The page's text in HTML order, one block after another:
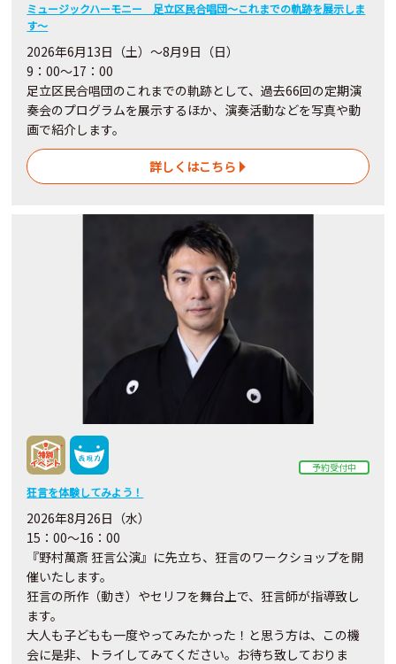
ミュージックハーモニー 足立区民合唱団～これまでの軌跡を展示しま
す～
2026年6月13日（土）～8月9日（日）
9：00～17：00
足立区民合唱団のこれまでの軌跡として、過去66回の定期演
奏会のプログラムを展示するほか、演奏活動などを写真や動
画で紹介します。
詳しくはこちら
予約受付中
狂言を体験してみよう！
2026年8月26日（水）
15：00～16：00
『野村萬斎 狂言公演』に先立ち、狂言のワークショップを開
催いたします。
狂言の所作（動き）やセリフを舞台上で、狂言師が指導致し
ます。
大人も子どもも一度やってみたかった！と思う方は、この機
会に是非、トライしてみてください。お待ち致しておりま